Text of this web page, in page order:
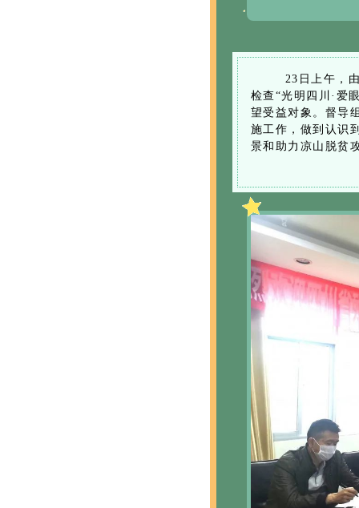
23日上午，
检查“光明四川·爱
望受益对象。督导
施工作，做到认识
景和助力凉山脱贫